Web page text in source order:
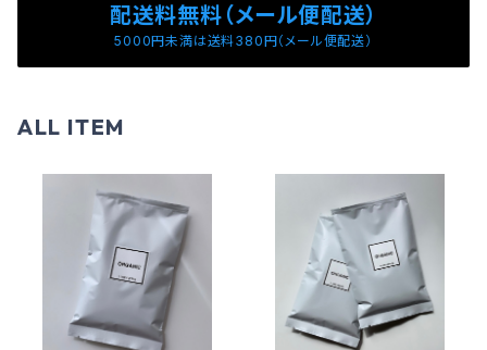
配送料無料（メール便配送）
5000円未満は送料380円（メール便配送）
ALL ITEM